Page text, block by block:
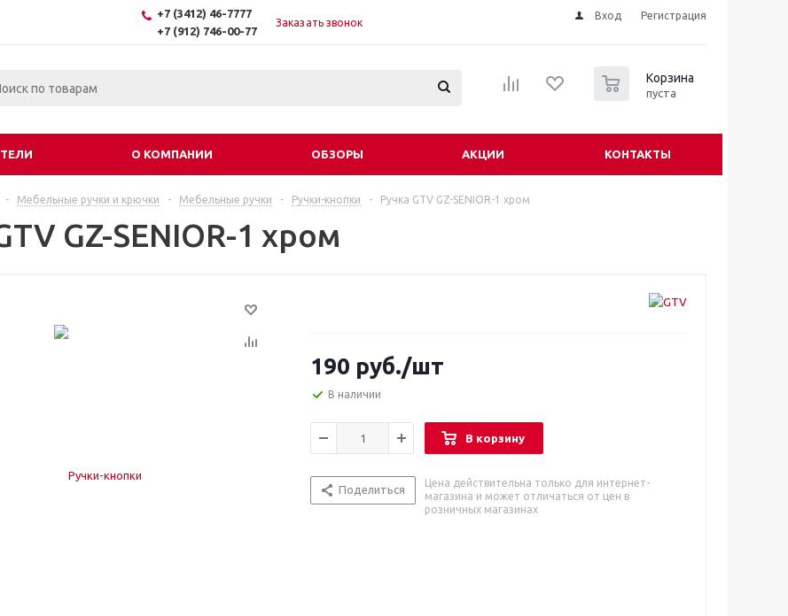
+7 (3412) 46-7777
+7 (912) 746-00-77
Заказать звонок
Вход Регистрация
Корзина
пуста
О КОМПАНИИ ОБЗОРЫ АКЦИИ КОНТАКТЫ
- Мебельные ручки и крючки - Мебельные ручки - Ручки-кнопки - Ручка GTV GZ-SENIOR-1 хром
GZ-SENIOR-1 хром
190 руб./шт
В наличии
В корзину
Поделиться
Цена действительна только для интернет-
магазина и может отличаться от цен в
розничных магазинах